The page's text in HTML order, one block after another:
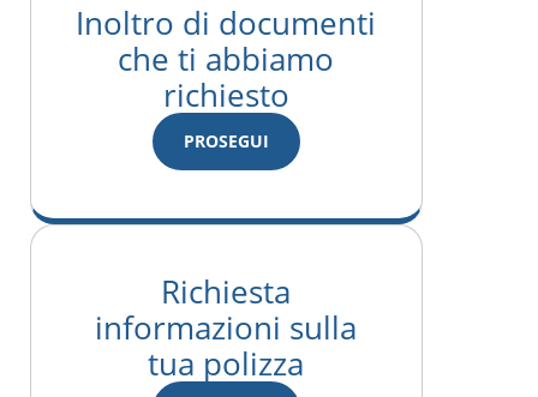
Inoltro di documenti
che ti abbiamo
richiesto
PROSEGUI
Richiesta
informazioni sulla
tua polizza